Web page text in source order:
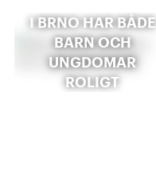
I BRNO HAR BÅDE
BARN OCH
UNGDOMAR
ROLIGT